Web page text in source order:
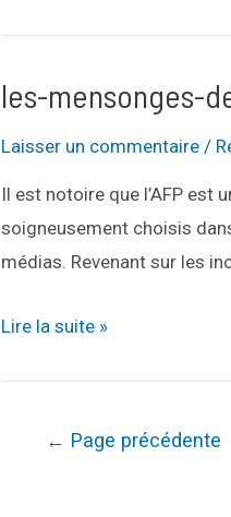
debile-
ratp-
et-
vol
les-mensonges-
Laisser un commentaire /
Il est notoire que l’AFP est
soigneusement choisis
médias. Revenant sur les
les-
Lire la suite »
Pagination
← Page précédente